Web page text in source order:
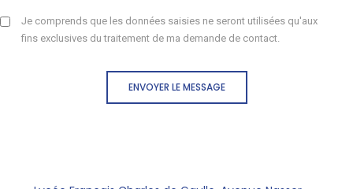
Je comprends que les données saisies ne seront utilisées qu'aux
fins exclusives du traitement de ma demande de contact.
ENVOYER LE MESSAGE